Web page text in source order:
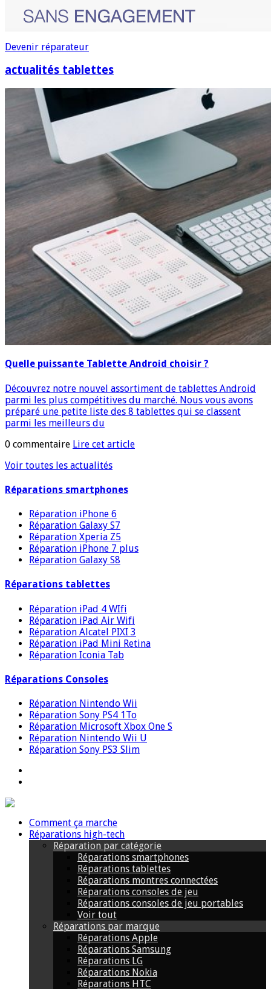
Devenir réparateur
actualités tablettes
Quelle puissante Tablette Android choisir ?
Découvrez notre nouvel assortiment de tablettes Android
parmi les plus compétitives du marché. Nous vous avons
préparé une petite liste des 8 tablettes qui se classent
parmi les meilleurs du
0 commentaire Lire cet article
Voir toutes les actualités
Réparations smartphones
Réparation iPhone 6
Réparation Galaxy S7
Réparation Xperia Z5
Réparation iPhone 7 plus
Réparation Galaxy S8
Réparations tablettes
Réparation iPad 4 WIfi
Réparation iPad Air Wifi
Réparation Alcatel PIXI 3
Réparation iPad Mini Retina
Réparation Iconia Tab
Réparations Consoles
Réparation Nintendo Wii
Réparation Sony PS4 1To
Réparation Microsoft Xbox One S
Réparation Nintendo Wii U
Réparation Sony PS3 Slim
Comment ça marche
Réparations high-tech
Réparation par catégorie
Réparations smartphones
Réparations tablettes
Réparations montres connectées
Réparations consoles de jeu
Réparations consoles de jeu portables
Voir tout
Réparations par marque
Réparations Apple
Réparations Samsung
Réparations LG
Réparations Nokia
Réparations HTC